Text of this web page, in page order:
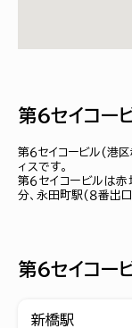
第６セイコー
第６セイコービル(港
ィスです。
第６セイコービルは
分、永田町駅(８番出
第６セイコー
新橋駅